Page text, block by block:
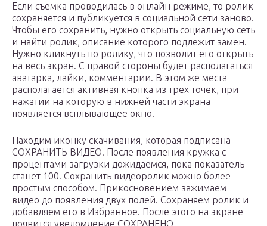
Если съемка проводилась в онлайн режиме, то ролик
сохраняется и публикуется в социальной сети заново.
Чтобы его сохранить, нужно открыть социальную сеть
и найти ролик, описание которого подлежит замен.
Нужно кликнуть по ролику, что позволит его открыть
на весь экран. С правой стороны будет располагаться
аватарка, лайки, комментарии. В этом же места
располагается активная кнопка из трех точек, при
нажатии на которую в нижней части экрана
появляется всплывающее окно.
Находим иконку скачивания, которая подписана
СОХРАНИТЬ ВИДЕО. После появления кружка с
процентами загрузки дожидаемся, пока показатель
станет 100. Сохранить видеоролик можно более
простым способом. Прикосновением зажимаем
видео до появления двух полей. Сохраняем ролик и
добавляем его в Избранное. После этого на экране
появится уведомление СОХРАНЕНО.